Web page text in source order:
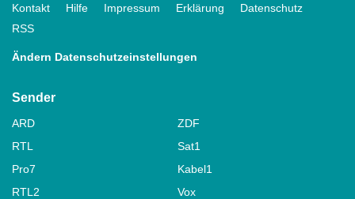
Kontakt Hilfe Impressum Erklärung
Datenschutz
RSS
Ändern Datenschutzeinstellungen
Sender
ARD
ZDF
RTL
Sat1
Pro7
Kabel1
RTL2
Vox